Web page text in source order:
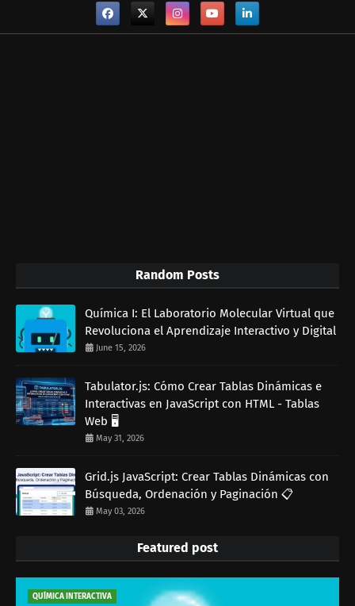
Random Posts
Química I: El Laboratorio Molecular Virtual que
Revoluciona el Aprendizaje Interactivo y Digital
June 15, 2026
Tabulator.js: Cómo Crear Tablas Dinámicas e
Interactivas en JavaScript con HTML - Tablas
Web 🖥️
May 31, 2026
Grid.js JavaScript: Crear Tablas Dinámicas con
Búsqueda, Ordenación y Paginación 📋
May 03, 2026
Featured post
QUÍMICA INTERACTIVA